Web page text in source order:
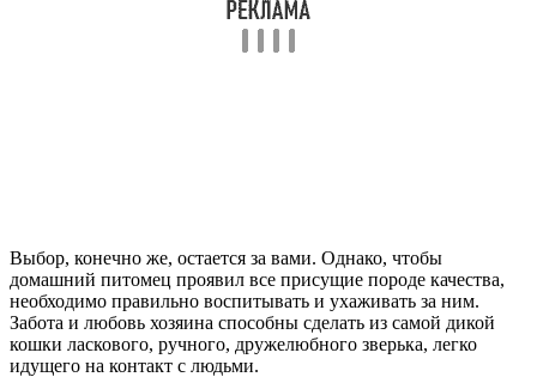
Выбор, конечно же, остается за вами. Однако, чтобы
домашний питомец проявил все присущие породе качества,
необходимо правильно воспитывать и ухаживать за ним.
Забота и любовь хозяина способны сделать из самой дикой
кошки ласкового, ручного, дружелюбного зверька, легко
идущего на контакт с людьми.